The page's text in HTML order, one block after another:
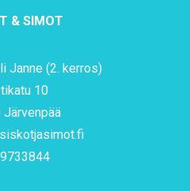
& SIMOT
Janne (2. kerros)
10